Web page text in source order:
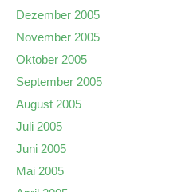
Dezember 2005
November 2005
Oktober 2005
September 2005
August 2005
Juli 2005
Juni 2005
Mai 2005